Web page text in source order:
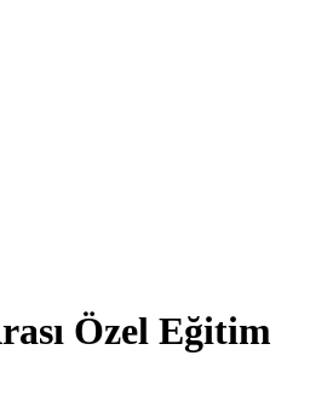
Özel Eğitim